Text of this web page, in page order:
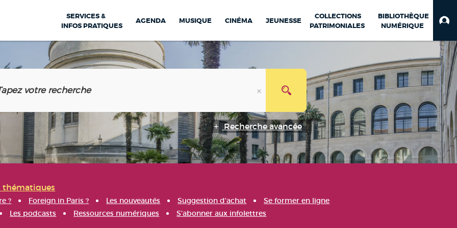
SERVICES &
INFOS PRATIQUES
AGENDA MUSIQUE CINÉMA JEUNESSE
COLLECTIONS
PATRIMONIALES
BIBLIOTHÈQUE
NUMÉRIQUE
Recherche avancée
thématiques
? Foreign in Paris ? Les nouveautés Suggestion d'achat
Se former en ligne
Les podcasts Ressources numériques S'abonner aux infolettres